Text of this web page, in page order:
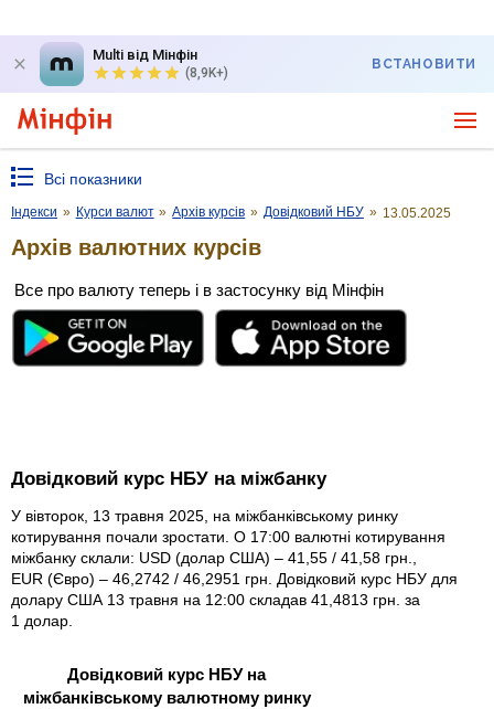
Multi від Мінфін
(8,9K+)
ВСТАНОВИТИ
Всі показники
Індекси » Курси валют » Архів курсів » Довідковий НБУ » 13.05.2025
Архів валютних курсів
Все про валюту теперь і в застосунку від Мінфін
Довідковий курс НБУ на міжбанку
У вівторок, 13 травня 2025, на міжбанківському ринку
котирування почали зростати. О 17:00 валютні котирування
міжбанку склали: USD (долар США) – 41,55 / 41,58 грн.,
EUR (Євро) – 46,2742 / 46,2951 грн. Довідковий курс НБУ для
долару США 13 травня на 12:00 складав 41,4813 грн. за
1 долар.
Довідковий курс НБУ на
міжбанківському валютному ринку